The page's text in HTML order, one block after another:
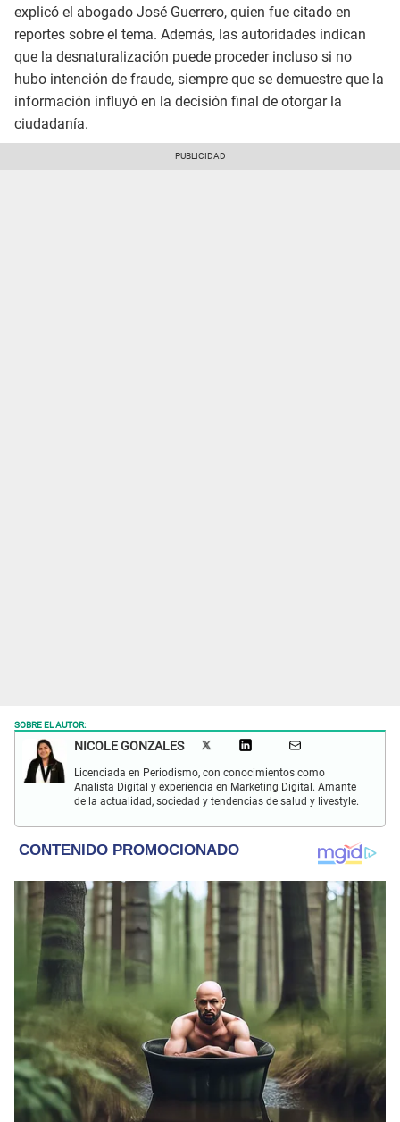
explicó el abogado José Guerrero, quien fue citado en
reportes sobre el tema. Además, las autoridades indican
que la desnaturalización puede proceder incluso si no
hubo intención de fraude, siempre que se demuestre que la
información influyó en la decisión final de otorgar la
ciudadanía.
SOBRE EL AUTOR:
NICOLE GONZALES
Licenciada en Periodismo, con conocimientos como
Analista Digital y experiencia en Marketing Digital. Amante
de la actualidad, sociedad y tendencias de salud y livestyle.